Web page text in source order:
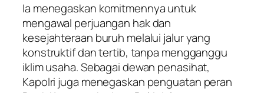
Ia menegaskan komitmennya untuk
mengawal perjuangan hak dan
kesejahteraan buruh melalui jalur yang
konstruktif dan tertib, tanpa mengganggu
iklim usaha. Sebagai dewan penasihat,
Kapolri juga menegaskan penguatan peran